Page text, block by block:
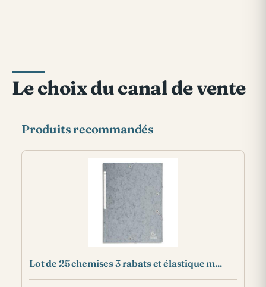
Le choix du canal de vente
Produits recommandés
Lot de 25 chemises 3 rabats et élastique m...